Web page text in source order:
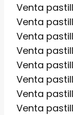
Venta
Venta
Venta
Venta
Venta
Venta
Venta
Venta